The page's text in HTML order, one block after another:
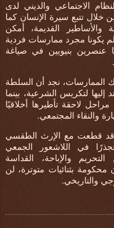
الاجتماعي والديني لدى
خلال تتبع سيرة الإنسان كما
القديمة، أمكن
يكونا مجرد ممارسات فردية
عنصرين بنيويين في صياغة
.
الممارسات، نجد أن السلطة
إليها لتكريس الشرعية، بينما
لاحقة تأطيرها أخلاقيًا
والنقاء المجتمعي.
قد قطعت مع الإرث الطقسي
في اللاشعور الجمعي
والإباحة، القداسة
بثنائيات متوترة، لن
والتاريخي.